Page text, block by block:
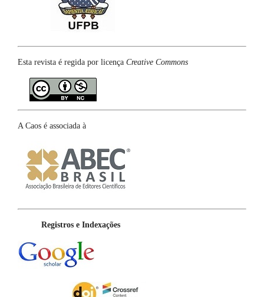
Esta revista é regida por licença Creative Commons
A Caos é associada à
Registros e Indexações